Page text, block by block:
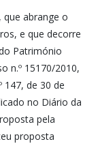
abrange o
e que decorre
Património
n.º 15170/2010,
147, de 30 de
no Diário da
pela
proposta